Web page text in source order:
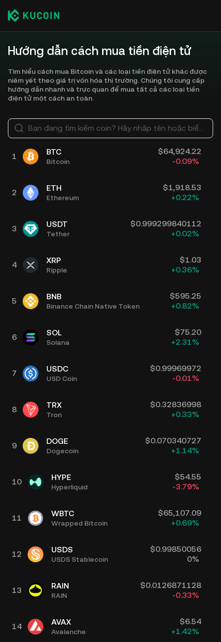
Hướng dẫn cách mua tiền điện tử
Tìm hiểu cách mua Bitcoin và các loại tiền điện tử khác được
niêm yết theo giá trị vốn hóa thị trường. Chúng tôi cung cấp
hướng dẫn nhanh và trực quan để mua tất cả các loại tiền
điện tử một cách an toàn.
Bạn đang tìm kiếm coin? Hãy nhập tên hoặc biểu tượng của coin đó, ví dụ: Bitcoin, Ethereum
1 BTC
Bitcoin
$64,924.22
-0.09%
2 ETH
Ethereum
$1,918.53
+0.22%
3 USDT
Tether
$0.999299840112
+0.02%
4 XRP
Ripple
$1.03
+0.36%
5 BNB
Binance Chain Native Token
$595.25
+0.82%
6 SOL
Solana
$75.20
+2.31%
7 USDC
USD Coin
$0.99969972
-0.01%
8 TRX
Tron
$0.32836998
+0.33%
9 DOGE
Dogecoin
$0.070340727
+1.14%
10 HYPE
Hyperliquid
$54.55
-3.79%
11 WBTC
Wrapped Bitcoin
$65,107.09
+0.69%
12 USDS
USDS Stablecoin
$0.99850056
0%
13 RAIN
RAIN
$0.0126871128
-0.33%
14 AVAX
Avalanche
$6.54
+1.42%